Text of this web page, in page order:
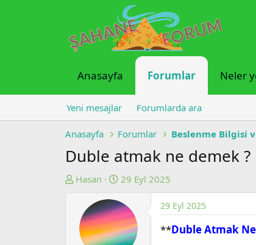
Anasayfa Forumlar Neler
Yeni mesajlar Forumlarda ara
Anasayfa Forumlar Beslenme Bilgisi
Duble atmak ne demek ?
K
u
y
Hasan
B
ş
l
a
29 Eyl 2025
29 Eyl 2025
**Duble Atmak